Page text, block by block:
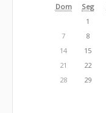
Dom Seg
1
7
8
14
15
21
22
28
29